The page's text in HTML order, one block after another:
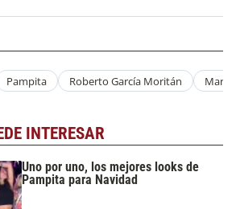
Pampita Roberto García Moritán
INTERESAR
Uno por uno, los mejores looks de
Pampita para Navidad